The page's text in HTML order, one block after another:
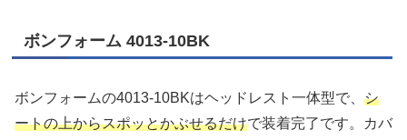
ボンフォーム ‎4013-10BK
ボンフォームの‎4013-10BKはヘッドレスト一体型で、 シ
ートの上からスポッとかぶせるだけで装着完了です。カバ